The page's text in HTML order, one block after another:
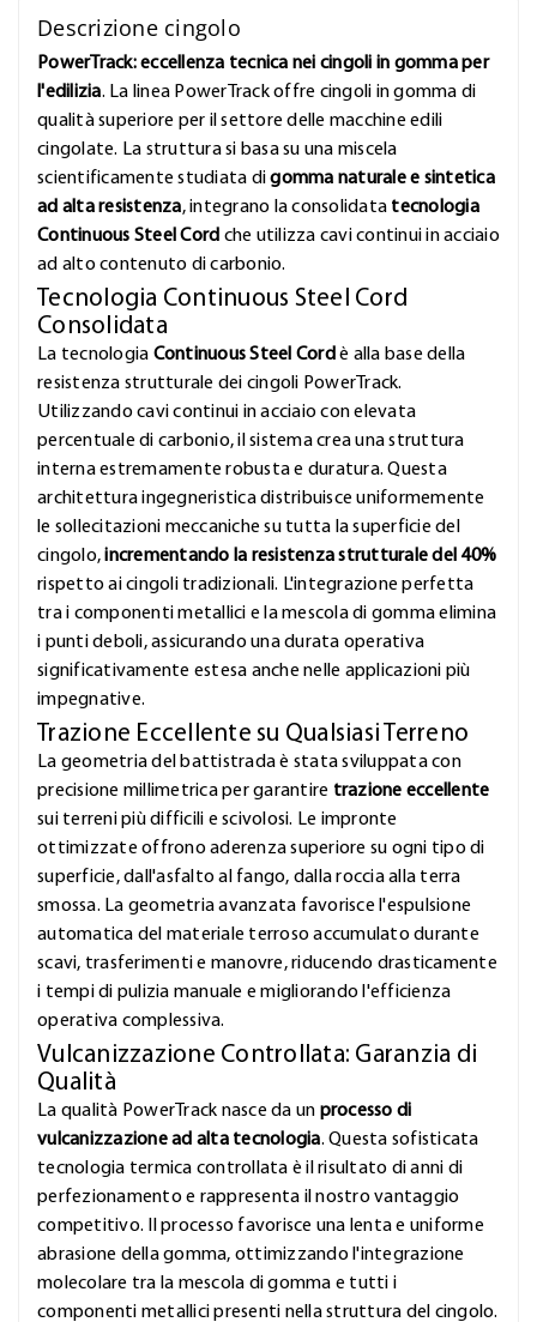
Descrizione cingolo
PowerTrack: eccellenza tecnica nei cingoli in gomma per
l'edilizia. La linea PowerTrack offre cingoli in gomma di
qualità superiore per il settore delle macchine edili
cingolate. La struttura si basa su una miscela
scientificamente studiata digomma naturale e sintetica
ad alta resistenza, integrano la consolidata tecnologia
Continuous Steel Cord che utilizza cavi continui in acciaio
ad alto contenuto di carbonio.
Tecnologia Continuous Steel Cord
Consolidata
La tecnologia Continuous Steel Cord è alla base della
resistenza strutturale dei cingoli PowerTrack.
Utilizzando cavi continui in acciaio con elevata
percentuale di carbonio, il sistema crea una struttura
interna estremamente robusta e duratura. Questa
architettura ingegneristica distribuisce uniformemente
le sollecitazioni meccaniche su tutta la superficie del
cingolo,incrementando la resistenza strutturale del 40%
rispetto ai cingoli tradizionali. L'integrazione perfetta
tra i componenti metallici e la mescola di gomma elimina
i punti deboli, assicurando una durata operativa
significativamente estesa anche nelle applicazioni più
impegnative.
Trazione Eccellente su Qualsiasi Terreno
La geometria del battistrada è stata sviluppata con
precisione millimetrica per garantire trazione eccellente
sui terreni più difficili e scivolosi. Le impronte
ottimizzate offrono aderenza superiore su ogni tipo di
superficie, dall'asfalto al fango, dalla roccia alla terra
smossa. La geometria avanzata favorisce l'espulsione
automatica del materiale terroso accumulato durante
scavi, trasferimenti e manovre, riducendo drasticamente
i tempi di pulizia manuale e migliorando l'efficienza
operativa complessiva.
Vulcanizzazione Controllata: Garanzia di
Qualità
La qualità PowerTrack nasce da un processo di
vulcanizzazione ad alta tecnologia. Questa sofisticata
tecnologia termica controllata è il risultato di anni di
perfezionamento e rappresenta il nostro vantaggio
competitivo. Il processo favorisce una lenta e uniforme
abrasione della gomma, ottimizzando l'integrazione
molecolare tra la mescola di gomma e tutti i
componenti metallici presenti nella struttura del cingolo.